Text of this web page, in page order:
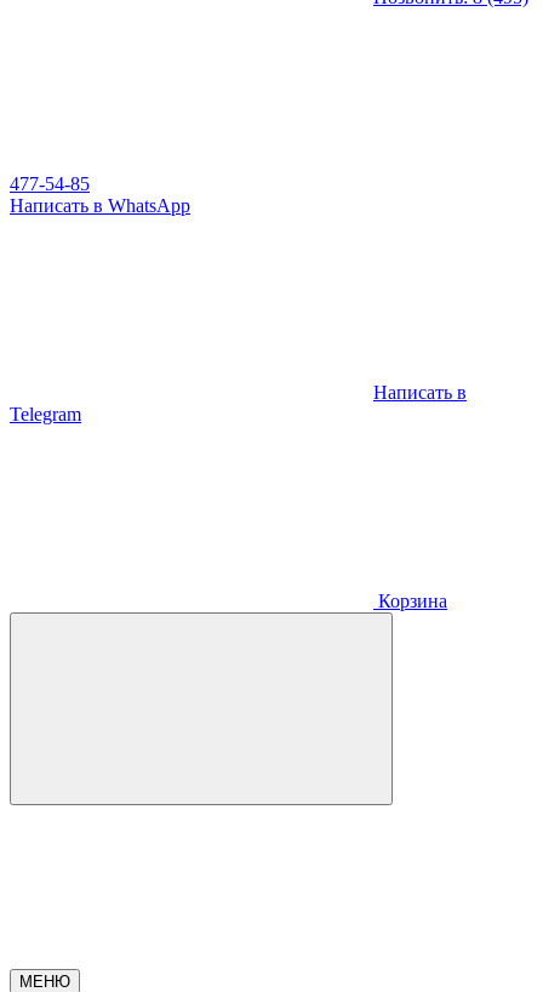
477-54-85
Написать в WhatsApp
Написать в
Telegram
Корзина
МЕНЮ